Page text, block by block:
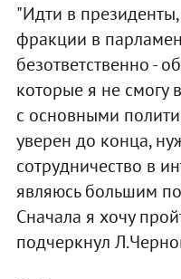
"Идти в
фракции в
безответственно -
которые я не смогу
с основными
уверен до конца,
сотрудничество в
являюсь большим
Сначала я хочу
подчеркнул